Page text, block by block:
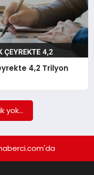
4,2 Trilyon
yok...